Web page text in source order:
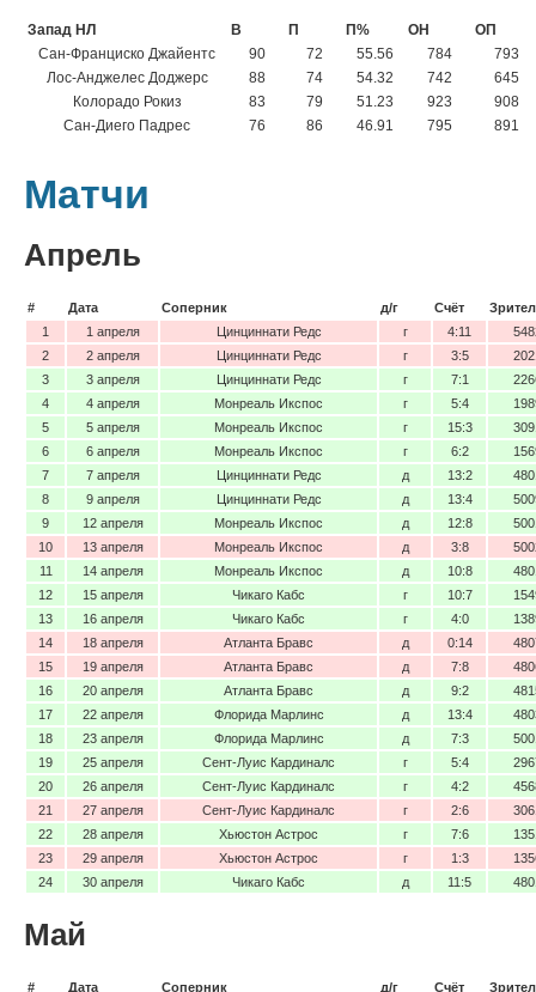
Запад НЛ В П П% ОН
ОП
Сан-Франциско Джайентс
90 72 55.56 784
793
Лос-Анджелес Доджерс
88 74 54.32 742
645
Колорадо Рокиз
83 79 51.23 923
908
Сан-Диего Падрес
76 86 46.91 795 891
Матчи
Апрель
# Дата Соперник д/г Счёт
1
1 апреля Цинциннати Редс г 4:11
2
2 апреля Цинциннати Редс г 3:5
3
3 апреля Цинциннати Редс г 7:1
4
4 апреля Монреаль Икспос г 5:4
5
5 апреля Монреаль Икспос г 15:3
6
6 апреля Монреаль Икспос г 6:2
7
7 апреля Цинциннати Редс д 13:2
8
9 апреля Цинциннати Редс д 13:4
9
12 апреля Монреаль Икспос д 12:8
10
13 апреля Монреаль Икспос д 3:8
11
14 апреля Монреаль Икспос д 10:8
12
15 апреля Чикаго Кабс г 10:7
13
16 апреля Чикаго Кабс г 4:0
14
18 апреля Атланта Бравс д 0:14
15
19 апреля Атланта Бравс д 7:8
16
20 апреля Атланта Бравс д 9:2
17
22 апреля Флорида Марлинс д 13:4
18
23 апреля Флорида Марлинс д 7:3
19
25 апреля Сент-Луис Кардиналс г 5:4
20
26 апреля Сент-Луис Кардиналс г 4:2
21
27 апреля Сент-Луис Кардиналс г 2:6
22
28 апреля Хьюстон Астрос г 7:6
23
29 апреля Хьюстон Астрос г 1:3
24
30 апреля Чикаго Кабс д 11:5
Май
# Дата Соперник д/г Счёт